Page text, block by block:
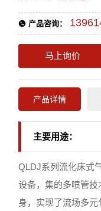
产品咨询：
马上询价
产品详情
主要用途：
QLDJ系列流化床式
设备，集的多喷管
身，实现了流场多